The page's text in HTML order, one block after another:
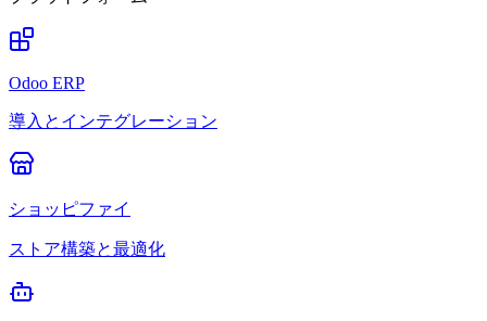
Odoo ERP
導入とインテグレーション
ショッピファイ
ストア構築と最適化